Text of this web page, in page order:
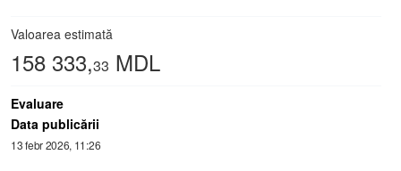
Valoarea estimată
158 333,33 MDL
Evaluare
Data publicării
13 febr 2026, 11:26